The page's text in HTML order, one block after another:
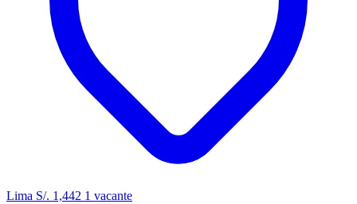
Lima S/. 1,442 1 vacante